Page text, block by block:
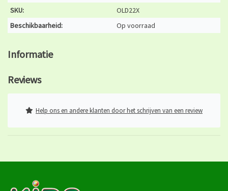
SKU:
OLD22X
Beschikbaarheid:
Op voorraad
Informatie
Reviews
Help ons en andere klanten door het schrijven van een review